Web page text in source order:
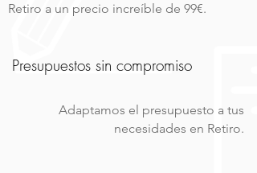
Retiro a un precio increíble de 99€.
Presupuestos sin compromiso
Adaptamos el presupuesto a tus
necesidades en Retiro.